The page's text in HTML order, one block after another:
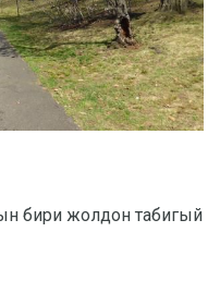
бири жолдон табигый